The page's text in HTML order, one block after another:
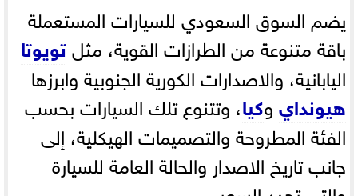
يضم السوق السعودي للسيارات المستعملة
باقة متنوعة من الطرازات القوية، مثلتويوتا
اليابانية، والاصدارات الكورية الجنوبية وابرزها
هيوندايوكيا، وتتنوع تلك السيارات بحسب
الفئة المطروحة والتصميمات الهيكلية، إلى
جانب تاريخ الاصدار والحالة العامة للسيارة